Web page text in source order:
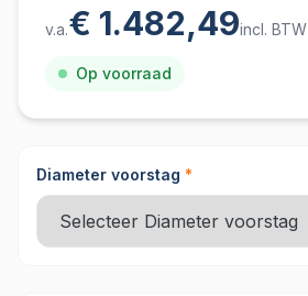
v.a.€ 1.482,49incl. BTW
Op voorraad
Diameter voorstag *